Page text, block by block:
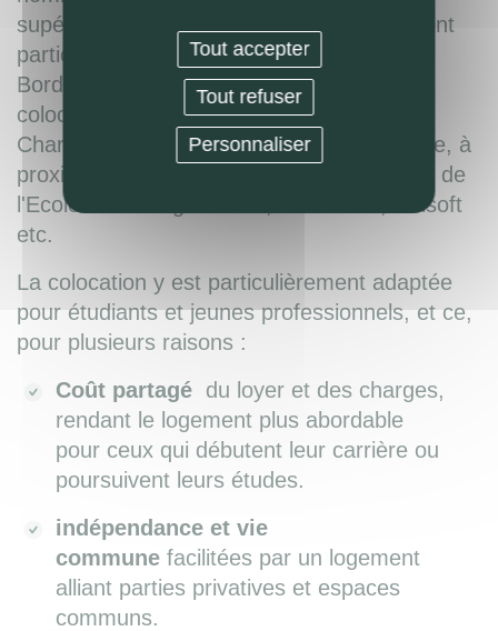
supérieur ou d'entreprises dynamiques, sont
particulièrement propices à la colocation à
Bordeaux. Ainsi la majorité des offres de
colocation se concentrent autour des
Chartrons, du Bassin à flot ou de la Victoire, à
proximité de l'INSEEC, du Digital Campus, de
l'Ecole de la Magistrature, CDiscount, Ubisoft
etc.
La colocation y est particulièrement adaptée
pour étudiants et jeunes professionnels, et ce,
pour plusieurs raisons :
Coût partagé du loyer et des charges,
rendant le logement plus abordable
pour ceux qui débutent leur carrière ou
poursuivent leurs études.
indépendance et vie
commune facilitées par un logement
alliant parties privatives et espaces
communs.
Tout accepter
Tout refuser
Personnaliser